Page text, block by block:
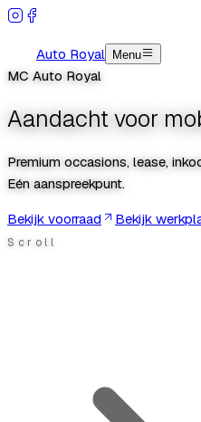
Auto Royal Menu
MC Auto Royal
Aandacht voor
Premium occasions, lease,
Eén aanspreekpunt.
Bekijk voorraad Bekijk
Scroll